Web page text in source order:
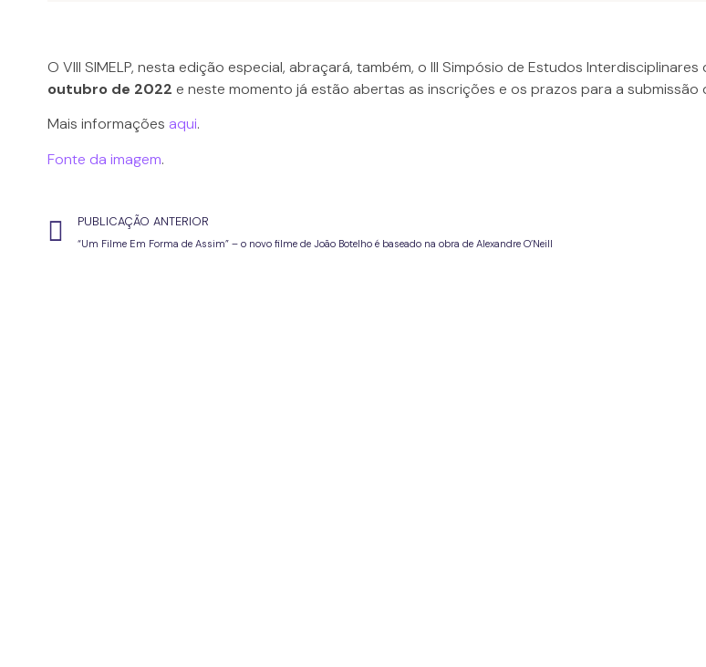
O VIII SIMELP, nesta edição especial, abraçará, também, o III Simpósio de Estudos
outubro de 2022 e neste momento já estão abertas as inscrições e os prazos para a
Mais informações aqui.
Fonte da imagem.
PUBLICAÇÃO ANTERIOR
“Um Filme Em Forma de Assim” – o novo filme de João Botelho é baseado na obra de Alexandre O’Neill